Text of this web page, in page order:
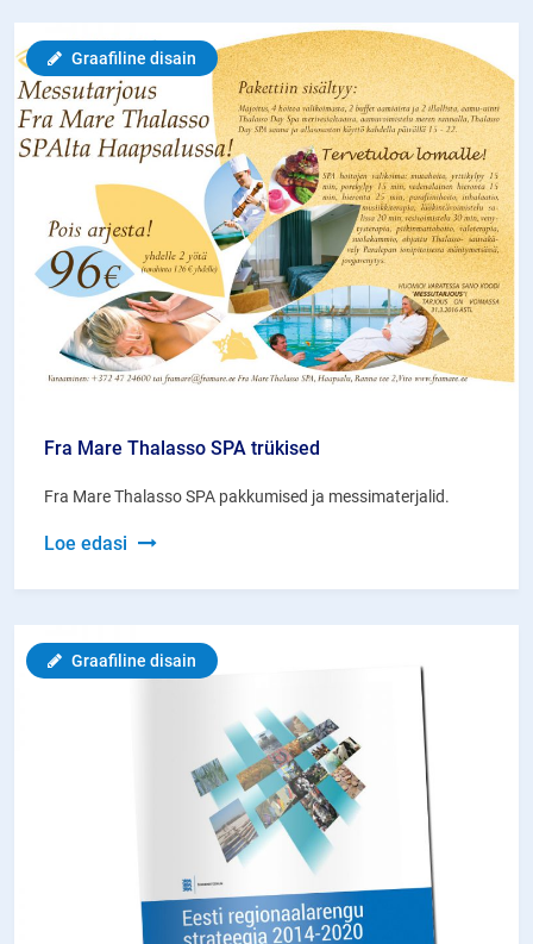
tulirelvakasutus
Graafiline disain
Fra Mare Thalasso SPA trükised
Fra Mare Thalasso SPA pakkumised ja messimaterjalid.
Loe edasi
Fra
trükised
Graafiline disain